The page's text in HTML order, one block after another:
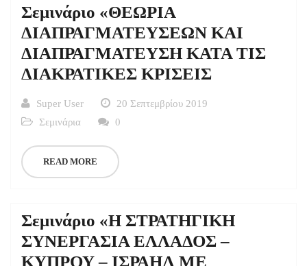
Σεμινάριο «ΘΕΩΡΙΑ
ΔΙΑΠΡΑΓΜΑΤΕΥΣΕΩΝ ΚΑΙ
ΔΙΑΠΡΑΓΜΑΤΕΥΣΗ ΚΑΤΑ ΤΙΣ
ΔΙΑΚΡΑΤΙΚΕΣ ΚΡΙΣΕΙΣ
Super User
20 Σεπτεμβρίου 2019
Σεμινάρια
0
READ MORE
Σεμινάριο «Η ΣΤΡΑΤΗΓΙΚΗ
ΣΥΝΕΡΓΑΣΙΑ ΕΛΛΑΔΟΣ –
ΚΥΠΡΟΥ – ΙΣΡΑΗΛ ΜΕ